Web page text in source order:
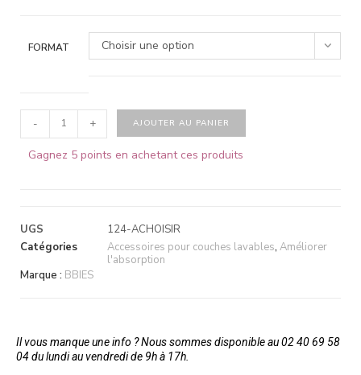
FORMAT Choisir une option
- + AJOUTER AU PANIER
Gagnez 5 points en achetant ces produits
UGS
124-ACHOISIR
Catégories
Accessoires pour couches lavables, Améliorer
l'absorption
Marque : BBIES
Il vous manque une info ? Nous sommes disponible au 02 40 69 58
04 du lundi au vendredi de 9h à 17h.